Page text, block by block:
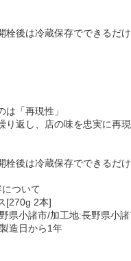
栓後は冷蔵保存でできるだ
「再現性」
り返し、店の味を忠実に再
栓後は冷蔵保存でできるだ
ついて
[270g 2本]
小諸市/加工地:長野県小諸
日から1年